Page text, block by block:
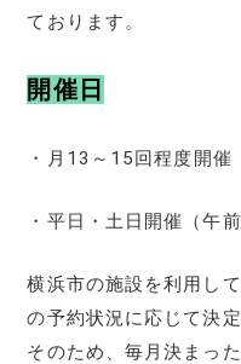
ております。
開催日
・月13～15回程度開催
・平日・土日開催（午
横浜市の施設を利用し
の予約状況に応じて決
そのため、毎月決まっ